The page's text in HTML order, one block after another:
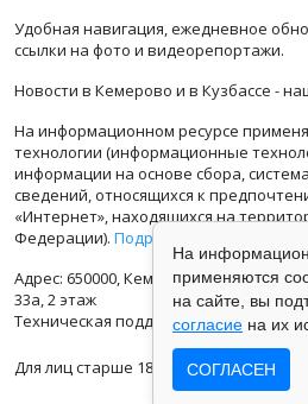
Удобная навигация, ежедневное
ссылки на фото и видеорепортажи.
Новости в Кемерово и в Кузбассе -
На информационном ресурсе
технологии (информационные
информации на основе сбора,
сведений, относящихся к
«Интернет», находящихся на
Федерации). Подробная информация
Адрес: 650000, Кемеровская Область,
33а, 2 этаж
Техническая поддержка:
Для лиц старше 18 лет.
На
применяются
на сайте, вы
согласие на их
СОГЛАСЕН